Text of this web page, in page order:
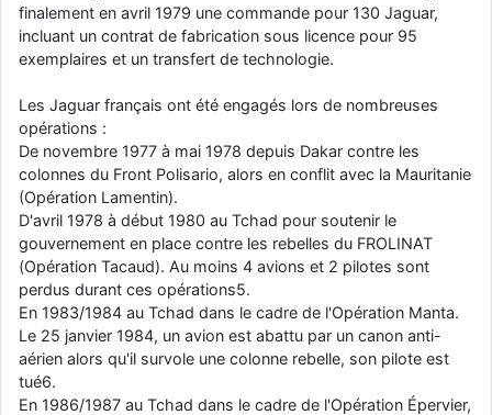
finalement en avril 1979 une commande pour 130 Jaguar,
incluant un contrat de fabrication sous licence pour 95
exemplaires et un transfert de technologie.
Les Jaguar français ont été engagés lors de nombreuses
opérations :
De novembre 1977 à mai 1978 depuis Dakar contre les
colonnes du Front Polisario, alors en conflit avec la Mauritanie
(Opération Lamentin).
D'avril 1978 à début 1980 au Tchad pour soutenir le
gouvernement en place contre les rebelles du FROLINAT
(Opération Tacaud). Au moins 4 avions et 2 pilotes sont
perdus durant ces opérations5.
En 1983/1984 au Tchad dans le cadre de l'Opération Manta.
Le 25 janvier 1984, un avion est abattu par un canon anti-
aérien alors qu'il survole une colonne rebelle, son pilote est
tué6.
En 1986/1987 au Tchad dans le cadre de l'Opération Épervier,